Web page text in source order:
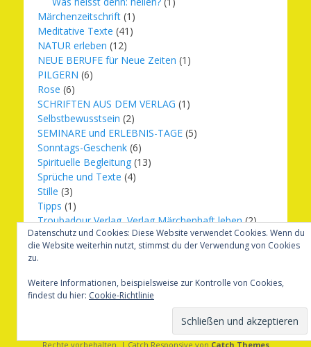
Märchenzeitschrift (1)
Meditative Texte (41)
NATUR erleben (12)
NEUE BERUFE für Neue Zeiten (1)
PILGERN (6)
Rose (6)
SCHRIFTEN AUS DEM VERLAG (1)
Selbstbewusstsein (2)
SEMINARE und ERLEBNIS-TAGE (5)
Sonntags-Geschenk (6)
Spirituelle Begleitung (13)
Sprüche und Texte (4)
Stille (3)
Tipps (1)
Troubadour Verlag, Verlag Märchenhaft leben(2)
Übungen (1)
Urbilder(20)
Verlag Märchenhaft leben
Weihnachten(16)
Datenschutz und Cookies: Diese Website verwendet Cookies. Wenn du
die Website weiterhin nutzt, stimmst du der Verwendung von Cookies
zu.
Weitere Informationen, beispielsweise zur Kontrolle von Cookies,
findest du hier: Cookie-Richtlinie
Märchenhaft und erfüllt leben. Alle
Rechte vorbehalten. | Catch Responsive von Catch Themes